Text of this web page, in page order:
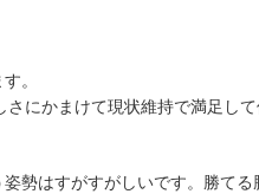
。
にかまけて現状維持で満足し
勢はすがすがしいです。勝て